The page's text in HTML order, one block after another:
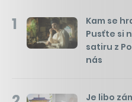
1
Kam se
Pusťte si
satiru z
nás
Je libo